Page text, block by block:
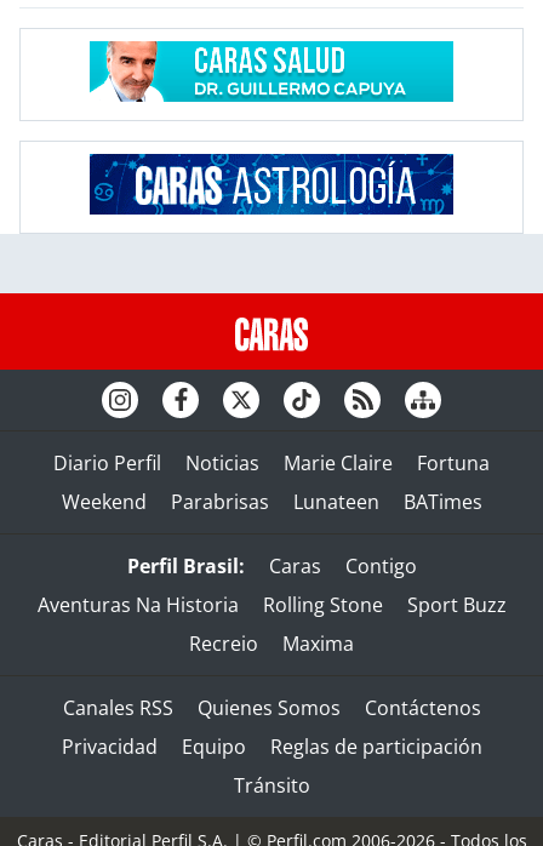
Diario Perfil Noticias Marie Claire
Fortuna
Weekend
Parabrisas Lunateen BATimes
Perfil Brasil: Caras
Contigo
Aventuras Na Historia
Rolling Stone
Sport Buzz
Recreio
Maxima
Canales RSS Quienes Somos
Contáctenos
Privacidad
Equipo
Reglas de participación
Tránsito
Caras - Editorial Perfil S.A. | © Perfil.com 2006-2026 - Todos los